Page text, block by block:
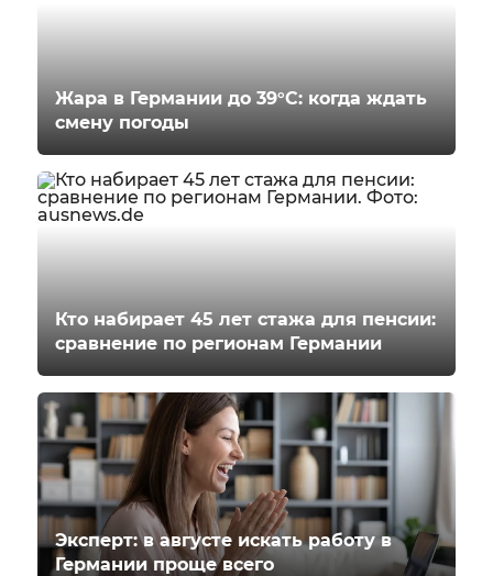
Жара в Германии до 39°C: когда ждать
смену погоды
Кто набирает 45 лет стажа для пенсии:
сравнение по регионам Германии
Эксперт: в августе искать работу в
Германии проще всего